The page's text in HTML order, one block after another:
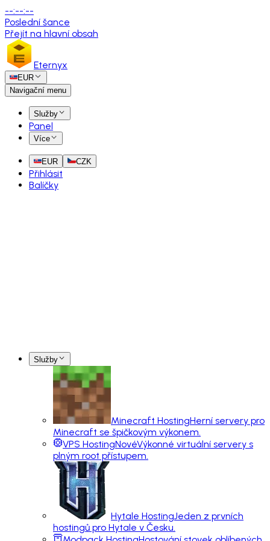
--:--:--
Poslední šance
Přejít na hlavní obsah
Eternyx
EUR
Navigační menu
Služby
Panel
Více
EUR CZK
Přihlásit
Balíčky
Služby
Minecraft HostingHerní servery pro
Minecraft se špičkovým výkonem.
VPS HostingNovéVýkonné virtuální servery s
plným root přístupem.
Hytale HostingJeden z prvních
hostingů pro Hytale v Česku.